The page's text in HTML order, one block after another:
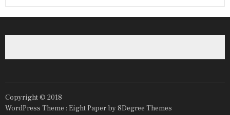
Copyright © 2018
WordPress Theme : Eight Paper by 8Degree Themes